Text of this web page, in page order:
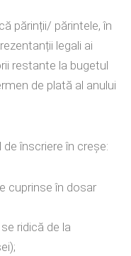
părinții/ părintele, în
legali ai
restante la bugetul
de plată al anului
înscriere în creșe:
cuprinse în dosar
ridică de la